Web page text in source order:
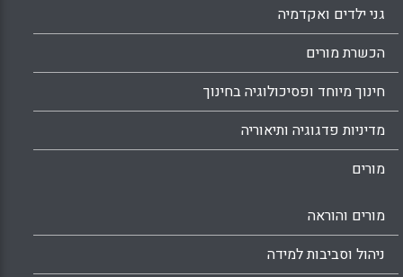
גני ילדים ואקדמיה
הכשרת מורים
חינוך מיוחד ופסיכולוגיה בחינוך
מדיניות פדגוגיה ותיאוריה
מורים
מורים והוראה
ניהול וסביבות למידה